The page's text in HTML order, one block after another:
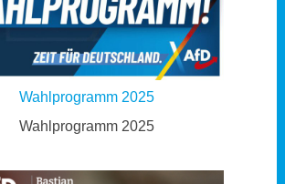
Wahlprogramm 2025
Wahlprogramm 2025